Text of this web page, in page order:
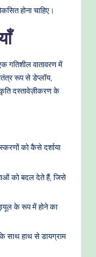
होना चाहिए।
गतिशील वातावरण में
रूप से डेप्लॉय,
दस्तावेज़ीकरण के
को कैसे दर्शाया
को बदल देते हैं, जिसे
के रूप में होने का
साथ हाथ से डायग्राम